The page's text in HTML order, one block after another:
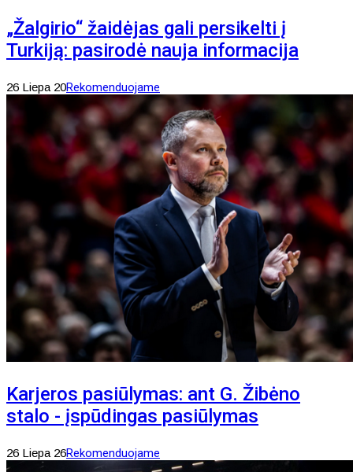
„Žalgirio“ žaidėjas gali persikelti į
Turkiją: pasirodė nauja informacija
26 Liepa 20Rekomenduojame
Karjeros pasiūlymas: ant G. Žibėno
stalo - įspūdingas pasiūlymas
26 Liepa 26Rekomenduojame